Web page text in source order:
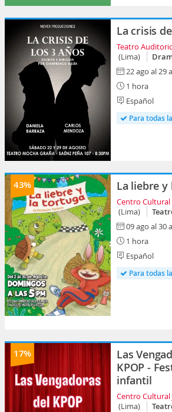
La crisis
Teatro
(Lima)
22 ago al 29
1 hora
Español
Para todas
43% La liebre
Centro Cultural
(Lima)
09 ago al 30
1 hora
Español
Para todas
17%
Las
KPOP -
infantil
Centro Cultural
(Lima)